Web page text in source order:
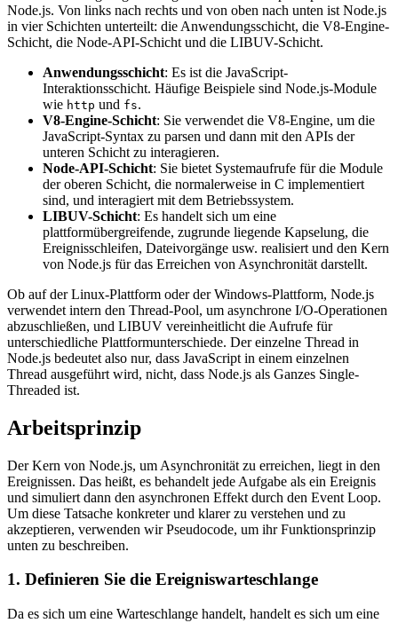
Node.js. Von links nach rechts und von oben nach unten ist Node.js
in vier Schichten unterteilt: die Anwendungsschicht, die V8-Engine-
Schicht, die Node-API-Schicht und die LIBUV-Schicht.
Anwendungsschicht: Es ist die JavaScript-
Interaktionsschicht. Häufige Beispiele sind Node.js-Module
wie http und fs.
V8-Engine-Schicht: Sie verwendet die V8-Engine, um die
JavaScript-Syntax zu parsen und dann mit den APIs der
unteren Schicht zu interagieren.
Node-API-Schicht: Sie bietet Systemaufrufe für die Module
der oberen Schicht, die normalerweise in C implementiert
sind, und interagiert mit dem Betriebssystem.
LIBUV-Schicht: Es handelt sich um eine
plattformübergreifende, zugrunde liegende Kapselung, die
Ereignisschleifen, Dateivorgänge usw. realisiert und den Kern
von Node.js für das Erreichen von Asynchronität darstellt.
Ob auf der Linux-Plattform oder der Windows-Plattform, Node.js
verwendet intern den Thread-Pool, um asynchrone I/O-Operationen
abzuschließen, und LIBUV vereinheitlicht die Aufrufe für
unterschiedliche Plattformunterschiede. Der einzelne Thread in
Node.js bedeutet also nur, dass JavaScript in einem einzelnen
Thread ausgeführt wird, nicht, dass Node.js als Ganzes Single-
Threaded ist.
Arbeitsprinzip
Der Kern von Node.js, um Asynchronität zu erreichen, liegt in den
Ereignissen. Das heißt, es behandelt jede Aufgabe als ein Ereignis
und simuliert dann den asynchronen Effekt durch den Event Loop.
Um diese Tatsache konkreter und klarer zu verstehen und zu
akzeptieren, verwenden wir Pseudocode, um ihr Funktionsprinzip
unten zu beschreiben.
1. Definieren Sie die Ereigniswarteschlange
Da es sich um eine Warteschlange handelt, handelt es sich um eine